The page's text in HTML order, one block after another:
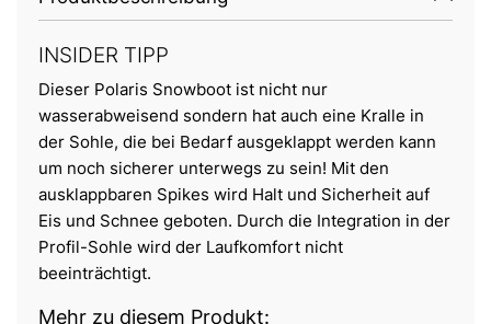
INSIDER TIPP
Dieser Polaris Snowboot ist nicht nur
wasserabweisend sondern hat auch eine Kralle in
der Sohle, die bei Bedarf ausgeklappt werden kann
um noch sicherer unterwegs zu sein! Mit den
ausklappbaren Spikes wird Halt und Sicherheit auf
Eis und Schnee geboten. Durch die Integration in der
Profil-Sohle wird der Laufkomfort nicht
beeinträchtigt.
Mehr zu diesem Produkt: